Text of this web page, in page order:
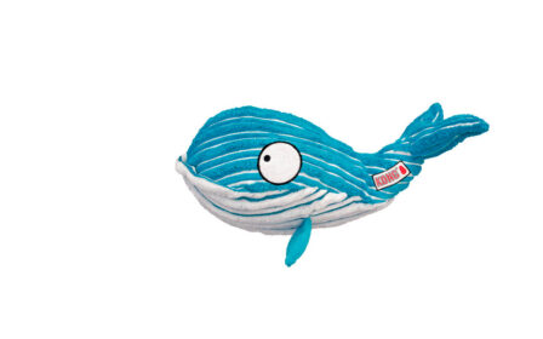
producto